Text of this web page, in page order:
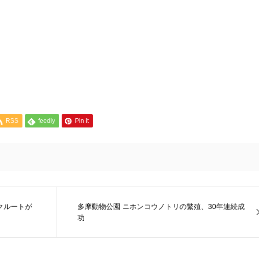
RSS feedly Pin it
ルートが
多摩動物公園 ニホンコウノトリの繁殖、30年連続成
功